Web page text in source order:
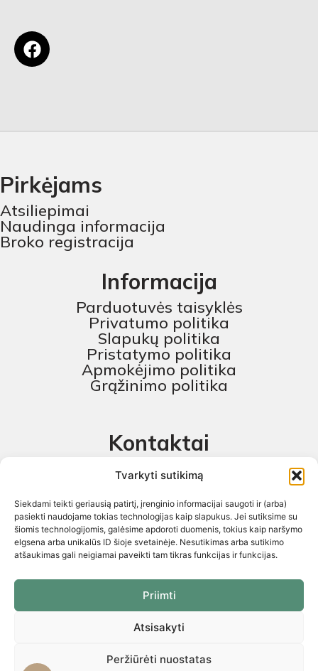
Tvarkyti sutikimą
Siekdami teikti geriausią patirtį, įrenginio informacijai saugoti ir (arba)
pasiekti naudojame tokias technologijas kaip slapukus. Jei sutiksime su
šiomis technologijomis, galėsime apdoroti duomenis, tokius kaip naršymo
elgsena arba unikalūs ID šioje svetainėje. Nesutikimas arba sutikimo
atšaukimas gali neigiamai paveikti tam tikras funkcijas ir funkcijas.
Priimti
Atsisakyti
Peržiūrėti nuostatas
Pirkėjams
Atsiliepimai
Naudinga informacija
Broko registracija
Informacija
Parduotuvės taisyklės
Privatumo politika
Slapukų politika
Pristatymo politika
Apmokėjimo politika
Grąžinimo politika
Kontaktai
pagalba@baldustilius.lt
I-V : 10:00 iki 16:00
Visos teisės saugomos 2026 © „Skaitmeninis projektas“ ©
griežtai draudžiama